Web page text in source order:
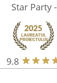
Star Party
9.8